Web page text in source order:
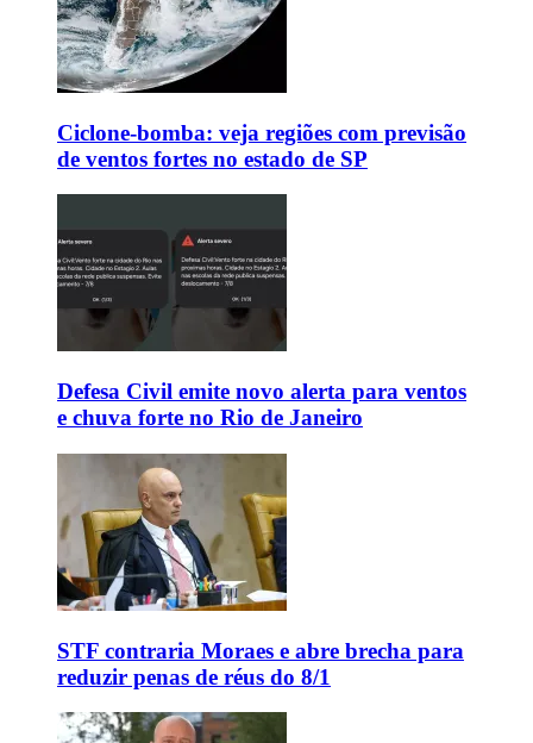
Ciclone-bomba: veja regiões com previsão
de ventos fortes no estado de SP
Defesa Civil emite novo alerta para ventos
e chuva forte no Rio de Janeiro
STF contraria Moraes e abre brecha para
reduzir penas de réus do 8/1